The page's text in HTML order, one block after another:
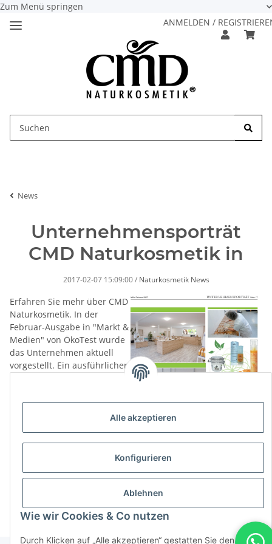
Zum Menü springen
Alle akzeptieren
Konfigurieren
Ablehnen
Wie wir Cookies & Co nutzen
Durch Klicken auf „Alle akzeptieren“ gestatten Sie den
ANMELDEN /
News
Unternehmensporträt
CMD Naturkosmetik in
2017-02-07 15:09:00 / Naturkosmetik News
Erfahren Sie mehr über CMD
Naturkosmetik. In der
Februar-Ausgabe in "Markt &
Medien" von ÖkoTest wurde
das Unternehmen aktuell
vorgestellt. Ein ausführlicher
seine Visionen. Wichtig in
auch die gelebte
Nachhaltigkeit im
Hier geht es zum Artikel